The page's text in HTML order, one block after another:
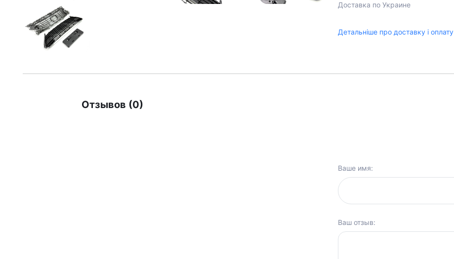
Доставка по Украине
Детальніше про доставку і оплату
Отзывов (0)
Ваше имя:
Ваш отзыв: